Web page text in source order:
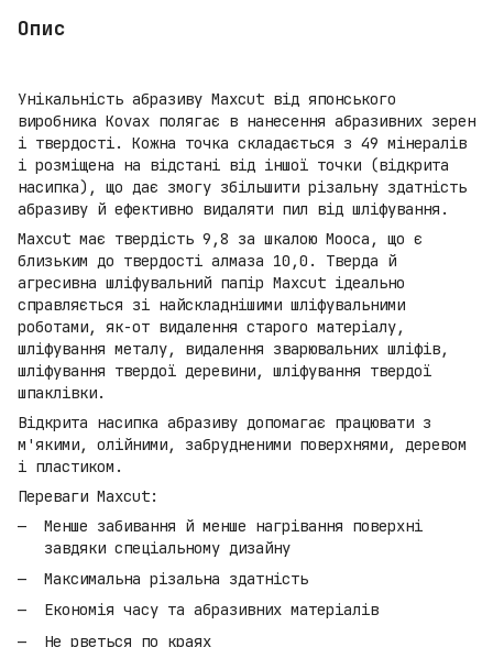
Опис
Унікальність абразиву Maxcut від японського
виробника Kovax полягає в нанесення абразивних зерен
і твердості. Кожна точка складається з 49 мінералів
і розміщена на відстані від іншої точки (відкрита
насипка), що дає змогу збільшити різальну здатність
абразиву й ефективно видаляти пил від шліфування.
Maxcut має твердість 9,8 за шкалою Мооса, що є
близьким до твердості алмаза 10,0. Тверда й
агресивна шліфувальний папір Maxcut ідеально
справляється зі найскладнішими шліфувальними
роботами, як-от видалення старого матеріалу,
шліфування металу, видалення зварювальних шліфів,
шліфування твердої деревини, шліфування твердої
шпаклівки.
Відкрита насипка абразиву допомагає працювати з
м'якими, олійними, забрудненими поверхнями, деревом
і пластиком.
Переваги Maxcut:
Менше забивання й менше нагрівання поверхні
завдяки спеціальному дизайну
Максимальна різальна здатність
Економія часу та абразивних матеріалів
Не рветься по краях